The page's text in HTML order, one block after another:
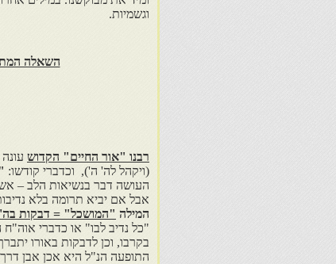
וגשמיות.
השאלה
רבנו "אור החיים" הקדוש
(ויקהל לה' ה'), וכדברי קודשו:
העושה דבר בנשיאות הלב –
אבל אם יביא תרומה בלא
המילה "המושכל" = דבקות בה'
"כל נדיב לבו" או כדברי
בקרבו, וכן לדבקות באורו
התופעה הנ"ל היא אכן אבן